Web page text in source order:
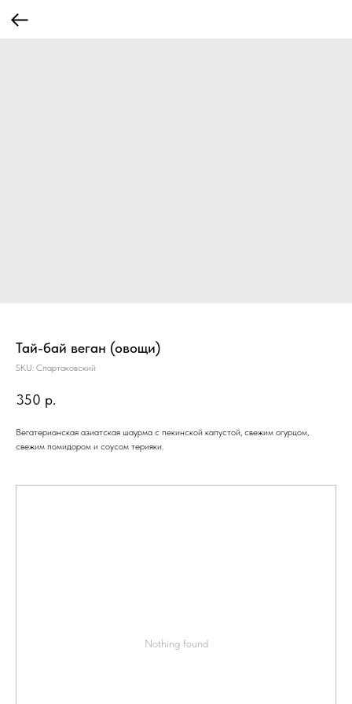
Тай-бай веган (овощи)
SKU: Спартаковский
350 р.
Вегатерианская азиатская шаурма с пекинской капустой, свежим огурцом,
свежим помидором и соусом терияки.
Nothing found